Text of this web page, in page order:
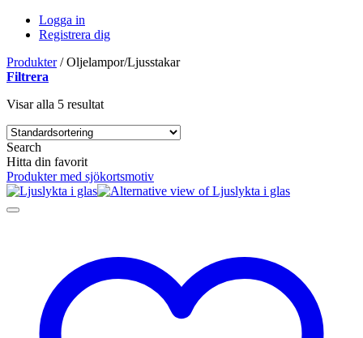
Logga in
Registrera dig
Produkter /Oljelampor/Ljusstakar
Filtrera
Visar alla 5 resultat
Search
Hitta din favorit
Produkter med sjökortsmotiv